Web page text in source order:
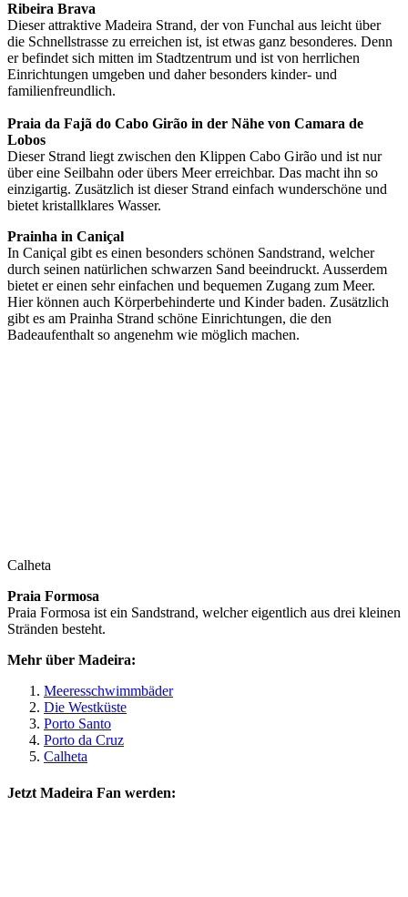
Ribeira Brava
Dieser attraktive Madeira Strand, der von Funchal aus leicht über
die Schnellstrasse zu erreichen ist, ist etwas ganz besonderes. Denn
er befindet sich mitten im Stadtzentrum und ist von herrlichen
Einrichtungen umgeben und daher besonders kinder- und
familienfreundlich.
Praia da Fajã do Cabo Girão in der Nähe von Camara de
Lobos
Dieser Strand liegt zwischen den Klippen Cabo Girão und ist nur
über eine Seilbahn oder übers Meer erreichbar. Das macht ihn so
einzigartig. Zusätzlich ist dieser Strand einfach wunderschöne und
bietet kristallklares Wasser.
Prainha in Caniçal
In Caniçal gibt es einen besonders schönen Sandstrand, welcher
durch seinen natürlichen schwarzen Sand beeindruckt. Ausserdem
bietet er einen sehr einfachen und bequemen Zugang zum Meer.
Hier können auch Körperbehinderte und Kinder baden. Zusätzlich
gibt es am Prainha Strand schöne Einrichtungen, die den
Badeaufenthalt so angenehm wie möglich machen.
Calheta
Praia Formosa
Praia Formosa ist ein Sandstrand, welcher eigentlich aus drei kleinen
Stränden besteht.
Mehr über Madeira:
Meeresschwimmbäder
Die Westküste
Porto Santo
Porto da Cruz
Calheta
Jetzt Madeira Fan werden: